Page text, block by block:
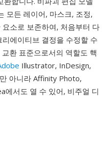
모든 레이어, 마스크, 조정,
소로 보존하여, 처음부터 다
에이티브 결정을 수정할 수
환 표준으로서의 역할도 핵
Illustrator, InDesign,
아니라 Affinity Photo,
에서도 열 수 있어, 비주얼 디